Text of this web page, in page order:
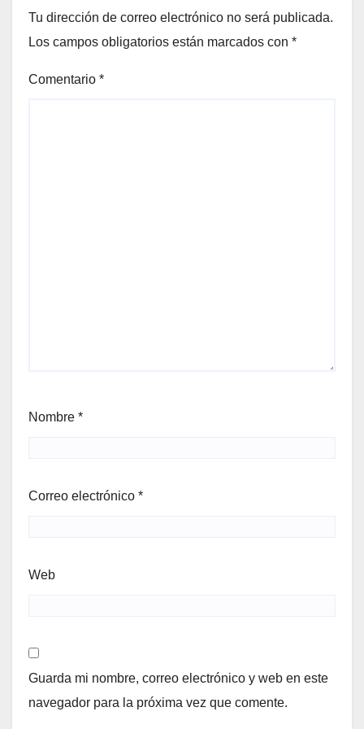
Tu dirección de correo electrónico no será publicada.
Los campos obligatorios están marcados con *
Comentario *
Nombre *
Correo electrónico *
Web
Guarda mi nombre, correo electrónico y web en este
navegador para la próxima vez que comente.